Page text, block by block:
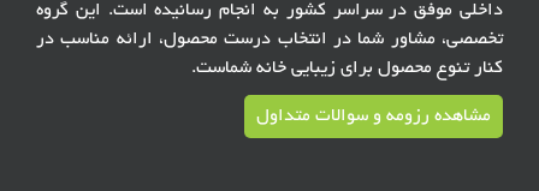
داخلی موفق در سراسر کشور به انجام رسانیده است. این گروه
تخصصی، مشاور شما در انتخاب درست محصول، ارائه مناسب در
کنار تنوع محصول برای زیبایی خانه شماست.
مشاهده رزومه و سوالات متداول